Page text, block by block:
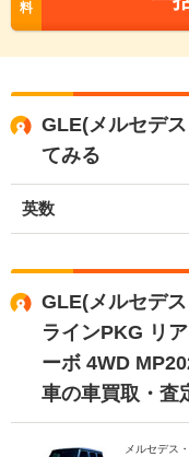
料
GLE(メルセデ
てみる
英数
GLE(メルセデ
ラインPKG リ
ーボ 4WD
車の車買取・査
メルセデス